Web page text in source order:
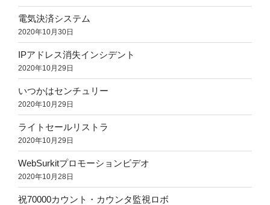
電気決済システム
2020年10月30日
IPアドレス消失インシデント
2020年10月29日
いつかはセンチュリー
2020年10月29日
ライトセールリストラ
2020年10月29日
WebSurkitプロモーションビデオ
2020年10月28日
祝70000カウント・カウンタ監視ロボ